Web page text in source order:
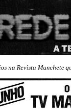
na Revista Manchete